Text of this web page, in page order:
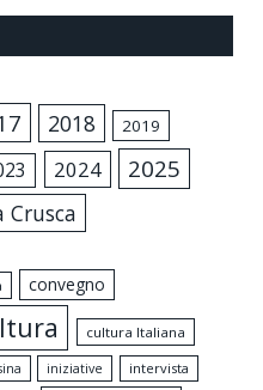
2018 2019
2024 2025
Crusca
convegno
cultura Italiana
iniziative intervista